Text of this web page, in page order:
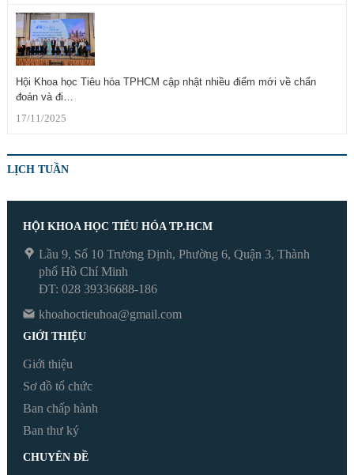
Hội Khoa học Tiêu hóa TPHCM cập nhật nhiều điểm mới về chẩn
đoán và đi…
17/11/2025
LỊCH TUẦN
HỘI KHOA HỌC TIÊU HÓA TP.HCM
Lầu 9, Số 10 Trương Định, Phường 6, Quận 3, Thành
phố Hồ Chí Minh
ĐT: 028 39336688-186
khoahoctieuhoa@gmail.com
GIỚI THIỆU
Giới thiệu
Sơ đồ tổ chức
Ban chấp hành
Ban thư ký
CHUYÊN ĐỀ